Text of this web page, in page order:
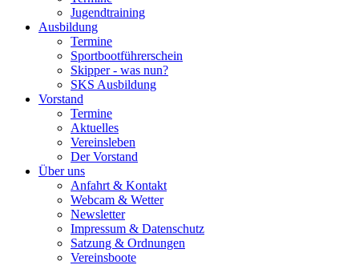
Jugendtraining
Ausbildung
Termine
Sportbootführerschein
Skipper - was nun?
SKS Ausbildung
Vorstand
Termine
Aktuelles
Vereinsleben
Der Vorstand
Über uns
Anfahrt & Kontakt
Webcam & Wetter
Newsletter
Impressum & Datenschutz
Satzung & Ordnungen
Vereinsboote